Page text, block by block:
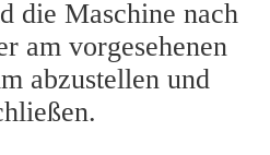
die Maschine nach
am vorgesehenen
abzustellen und